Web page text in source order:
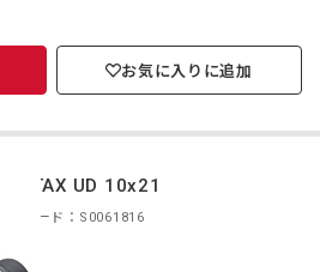
お気に入りに追加
PENTAX UD 10x21
商品コード：S0061816